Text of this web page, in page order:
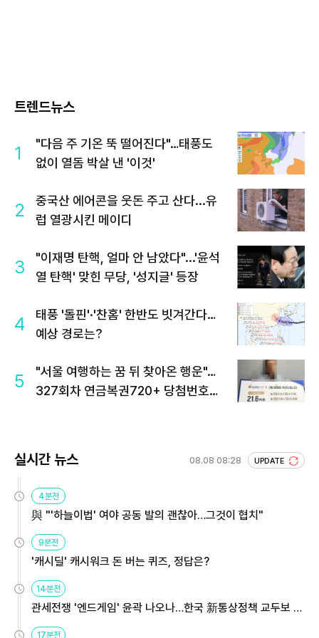
트렌드뉴스
1
"다음 주 기온 뚝 떨어진다"…태풍도
없이 열돔 박살 낸 '이것'
2
중국산 에어콘을 웃돈 주고 산다...유
럽 열광시킨 메이디
3
"이재명 탄핵, 얼마 안 남았다"...'윤석
열 탄핵' 맞힌 무당, '성지글' 등장
4
태풍 '돌핀'·'찬홈' 한반도 빗겨간다…
예상 경로는?
5
"서울 여행하는 꿈 뒤 찾아온 행운"…
327회차 연금복권720+ 당첨번호조
실시간 뉴스 08.08 08:28 UPDATE
4분전
與 "'하늘이법' 여야 공동 발의 괜찮아…그것이 협치"
9분전
'캐시딜' 캐시워크 돈 버는 퀴즈, 정답은?
14분전
관세전쟁 '엔드게임' 윤곽 나오나…한국 新통상정책 교두보 활
용해야
17분전